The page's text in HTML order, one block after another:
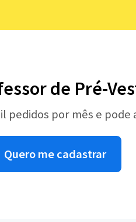
de Pré-
pedidos por mês e
Quero me cadastrar